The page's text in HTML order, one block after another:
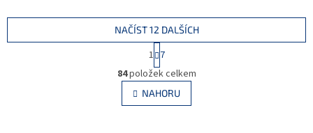
O
v
l
á
NAČÍST 12 DALŠÍCH
t
r
á
n
k
1 7
84položek celkem
NAHORU